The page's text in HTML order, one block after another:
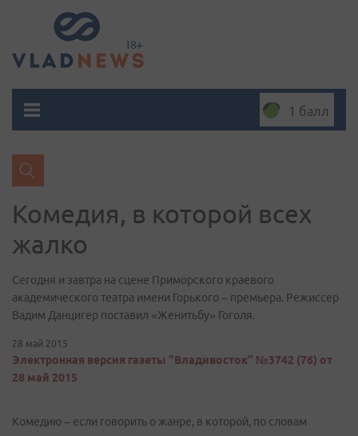
1 балл
Комедия, в которой всех
жалко
Сегодня и завтра на сцене Приморского краевого
академического театра имени Горького – премьера. Режиссер
Вадим Данцигер поставил «Женитьбу» Гоголя.
28 май 2015
Электронная версия газеты "Владивосток" №3742 (76) от
28 май 2015
Комедию – если говорить о жанре, в которой, по словам